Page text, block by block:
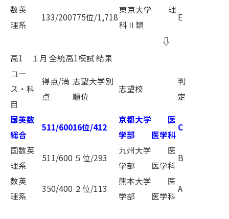
数英
理系
133/200775位/1,718
東京大学 理
科Ⅱ類
E
⇩
高1 １月 全統高1模試 結果
コー
ス・科
目
得点/満
点
志望大学別
順位
志望校
判
定
国英数
総合
511/60016位/412
京都大学 医
学部 医学科
C
国数英
理系
511/600 ５位/293
九州大学 医
学部 医学科
B
数英
理系
350/400 ２位/113
熊本大学 医
学部 医学科
A